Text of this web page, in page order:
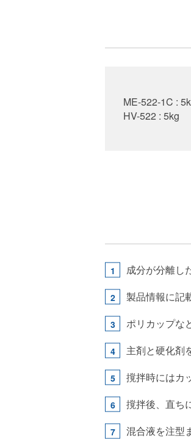
ME-522-1C :
HV-522 : 5kg
成分が分離し
製品情報に記
ポリカップな
主剤と硬化剤
撹拌時にはカ
撹拌後、直ち
混合液を注型